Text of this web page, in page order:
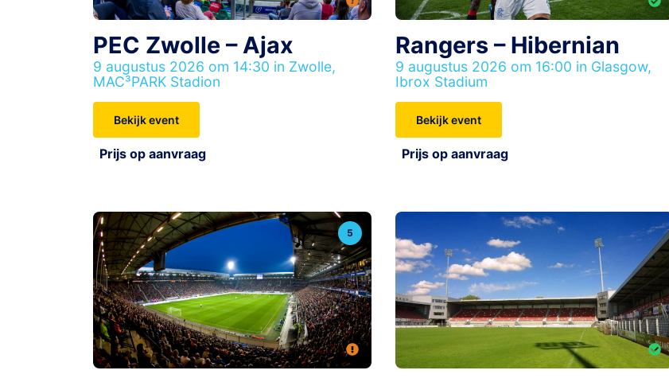
PEC Zwolle – Ajax
9 augustus 2026 om 14:30 in Zwolle,
MAC³PARK Stadion
Bekijk event
Prijs op aanvraag
Rangers – Hibernian
9 augustus 2026 om 16:00 in Glasgow,
Ibrox Stadium
Bekijk event
Prijs op aanvraag
5